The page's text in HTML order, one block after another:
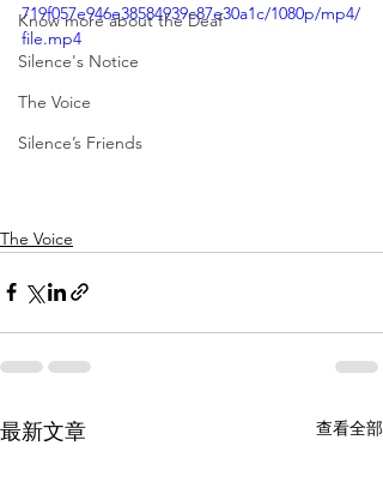
Know more about the Deaf
Silence's Notice
The Voice
Silence’s Friends
719f057e946e38584939c87e30a1c/1080p/mp4/
file.mp4
The Voice
最新文章 查看全部